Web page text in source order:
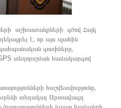
աշխատանքների գծով Հայկ
է, որ այս պահին
գոտիները,
տեղորոշման համակարգով
հաշվետվությունը,
տեղակալ Արտավազդ